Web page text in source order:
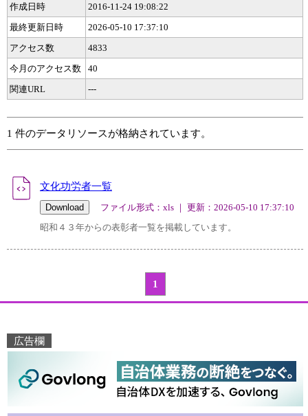
作成日時
2016-11-24 19:08:22
最終更新日時
2026-05-10 17:37:10
アクセス数
4833
今月のアクセス数
40
関連URL
---
1 件のデータリソースが格納されています。
文化功労者一覧
ファイル形式：xls ｜ 更新：2026-05-10 17:37:10
昭和４３年からの表彰者一覧を掲載しています。
1
広告欄